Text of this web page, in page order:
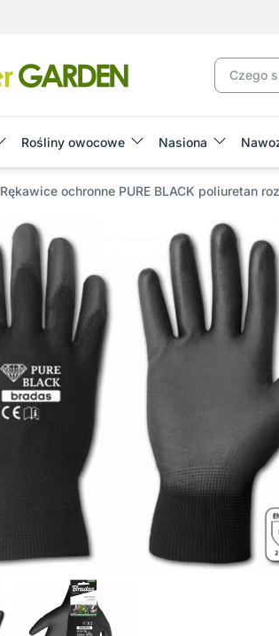
Rośliny owocowe Nasiona
Rękawice ochronne PURE BLACK poliuretan